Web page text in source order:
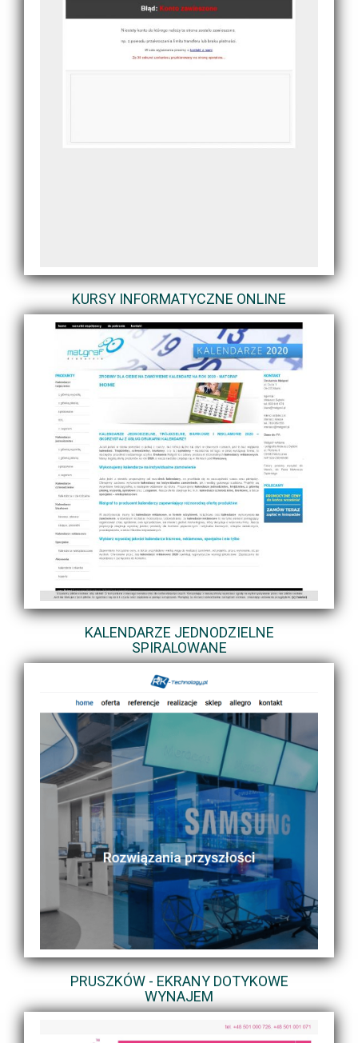
KURSY INFORMATYCZNE ONLINE
KALENDARZE JEDNODZIELNE
SPIRALOWANE
PRUSZKÓW - EKRANY DOTYKOWE
WYNAJEM